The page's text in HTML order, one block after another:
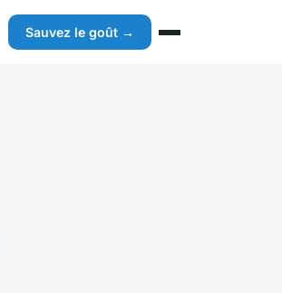
Sauvez le goût →